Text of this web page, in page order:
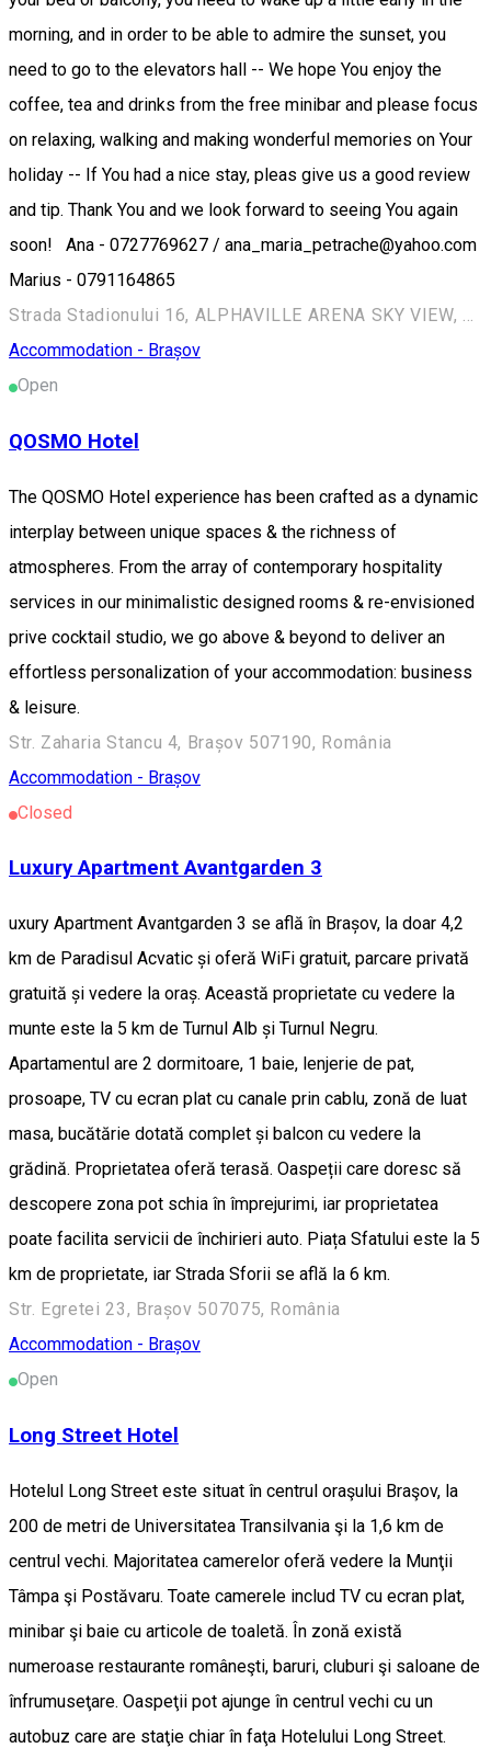
morning, and in order to be able to admire the sunset, you
need to go to the elevators hall -- We hope You enjoy the
coffee, tea and drinks from the free minibar and please focus
on relaxing, walking and making wonderful memories on Your
holiday -- If You had a nice stay, pleas give us a good review
and tip. Thank You and we look forward to seeing You again
soon! Ana - 0727769627 / ana_maria_petrache@yahoo.com
Marius - 0791164865
Strada Stadionului 16, ALPHAVILLE ARENA SKY VIEW, Bl.C2, Ap.117, Etj.11
Accommodation - Brașov
Open
QOSMO Hotel
The QOSMO Hotel experience has been crafted as a dynamic
interplay between unique spaces & the richness of
atmospheres. From the array of contemporary hospitality
services in our minimalistic designed rooms & re-envisioned
prive cocktail studio, we go above & beyond to deliver an
effortless personalization of your accommodation: business
& leisure.
Str. Zaharia Stancu 4, Brașov 507190, România
Accommodation - Brașov
Closed
Luxury Apartment Avantgarden 3
uxury Apartment Avantgarden 3 se află în Brașov, la doar 4,2
km de Paradisul Acvatic și oferă WiFi gratuit, parcare privată
gratuită și vedere la oraș. Această proprietate cu vedere la
munte este la 5 km de Turnul Alb și Turnul Negru.
Apartamentul are 2 dormitoare, 1 baie, lenjerie de pat,
prosoape, TV cu ecran plat cu canale prin cablu, zonă de luat
masa, bucătărie dotată complet și balcon cu vedere la
grădină. Proprietatea oferă terasă. Oaspeții care doresc să
descopere zona pot schia în împrejurimi, iar proprietatea
poate facilita servicii de închirieri auto. Piața Sfatului este la 5
km de proprietate, iar Strada Sforii se află la 6 km.
Str. Egretei 23, Brașov 507075, România
Accommodation - Brașov
Open
Long Street Hotel
Hotelul Long Street este situat în centrul oraşului Braşov, la
200 de metri de Universitatea Transilvania şi la 1,6 km de
centrul vechi. Majoritatea camerelor oferă vedere la Munţii
Tâmpa şi Postăvaru. Toate camerele includ TV cu ecran plat,
minibar şi baie cu articole de toaletă. În zonă există
numeroase restaurante româneşti, baruri, cluburi şi saloane de
înfrumuseţare. Oaspeţii pot ajunge în centrul vechi cu un
autobuz care are staţie chiar în faţa Hotelului Long Street.